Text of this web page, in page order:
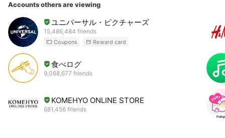
Accounts others are viewing
ユニバーサル・ピクチャーズ
15,486,484 friends
Coupons Reward card
食べログ
9,068,677 friends
KOMEHYO ONLINE STORE
681,456 friends